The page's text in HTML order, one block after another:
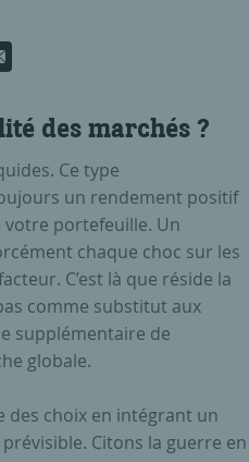
des marchés ?
Ce type
un rendement positif
votre portefeuille. Un
chaque choc sur les
C’est là que réside la
comme substitut aux
supplémentaire de
globale.
des choix en intégrant un
Citons la guerre en